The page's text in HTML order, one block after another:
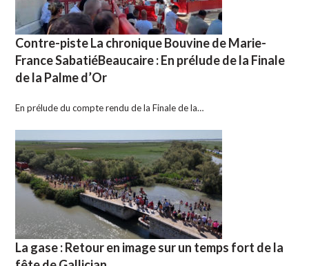
Contre-piste La chronique Bouvine de Marie-
France SabatiéBeaucaire : En prélude de la Finale
de la Palme d’Or
En prélude du compte rendu de la Finale de la…
La gase : Retour en image sur un temps fort de la